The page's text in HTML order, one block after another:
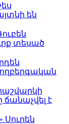
են
տեսած
ճանաչվել է